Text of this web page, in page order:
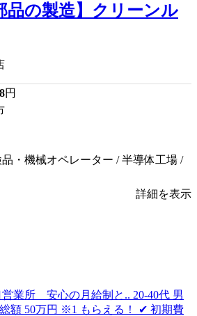
の製造】クリーンル
円
・機械オペレーター / 半導体工場 /
詳細を表示